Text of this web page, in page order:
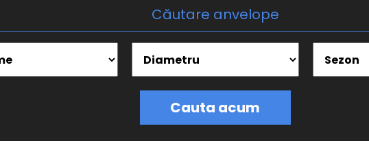
Căutare anvelope
Cauta acum